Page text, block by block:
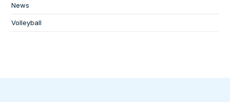
News
Volleyball